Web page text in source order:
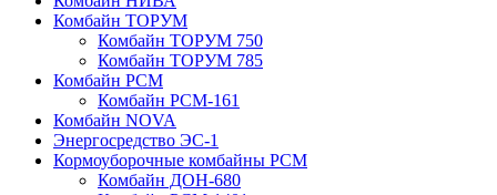
Комбайн ТОРУМ
Комбайн ТОРУМ 750
Комбайн ТОРУМ 785
Комбайн РСМ
Комбайн РСМ-161
Комбайн NOVA
Энергосредство ЭС-1
Кормоуборочные комбайны РСМ
Комбайн ДОН-680